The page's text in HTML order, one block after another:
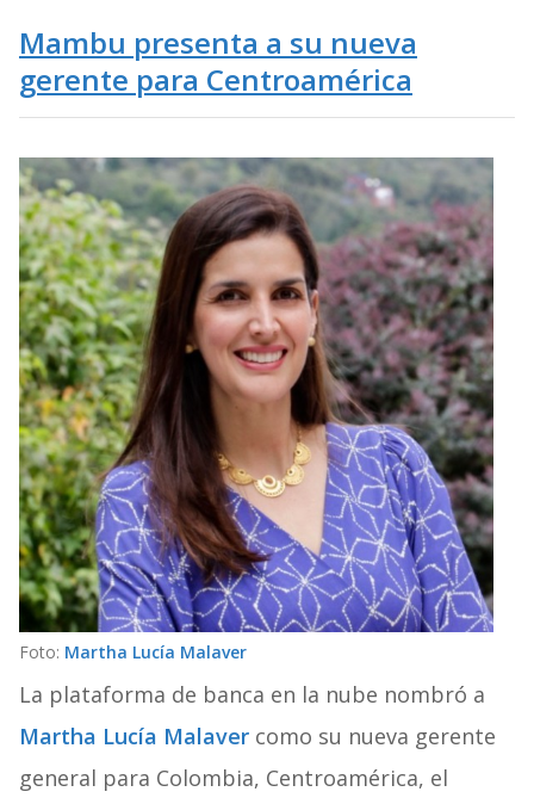
Mambu presenta a su nueva
gerente para Centroamérica
Foto: Martha Lucía Malaver
La plataforma de banca en la nube nombró a
Martha Lucía Malavercomo su nueva gerente
general para Colombia, Centroamérica, el